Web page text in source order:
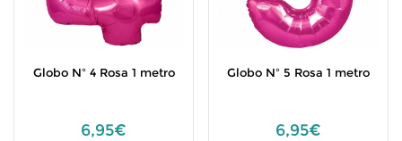
Globo Nº 4 Rosa 1 metro
6,95€
Globo Nº 5 Rosa 1 metro
6,95€